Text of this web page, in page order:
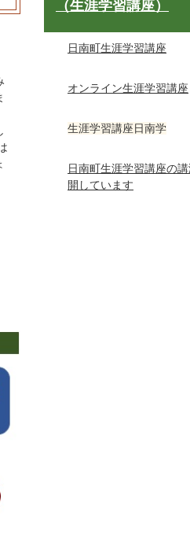
（生涯学習講座）
日南町生涯学習講座
オンライン生涯学習講座
生涯学習講座日南学
日南町生涯学習講座の
開しています